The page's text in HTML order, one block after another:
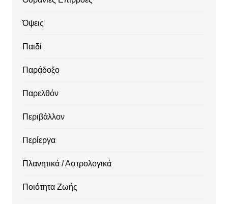
Όψεις
Παιδί
Παράδοξο
Παρελθόν
Περιβάλλον
Περίεργα
Πλανητικά / Αστρολογικά
Ποιότητα Ζωής